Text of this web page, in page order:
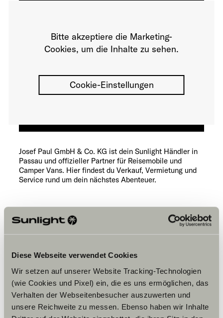
Diese Webseite verwendet Cookies
Wir setzen auf unserer Website Tracking-Technologien
(wie Cookies und Pixel) ein, die es uns ermöglichen, das
Verhalten der Webseitenbesucher auszuwerten und
unsere Reichweite zu messen. Ebenso haben wir Inhalte
Josef Paul GmbH & Co. KG ist dein Sunlight Händler in
Passau und offizieller Partner für Reisemobile und
Camper Vans. Hier findest du Verkauf, Vermietung und
Service rund um dein nächstes Abenteuer.
Öffnungszeiten
FAHRZEUGVERKAUF
08:00 – 18:00 Uhr
09:00 – 14:00 Uhr
VERMIETUNG
Montag – Donnerstag:
08:00 – 17:00 Uhr
Bitte akzeptiere die Marketing-
Cookies, um die Inhalte zu sehen.
Cookie-Einstellungen